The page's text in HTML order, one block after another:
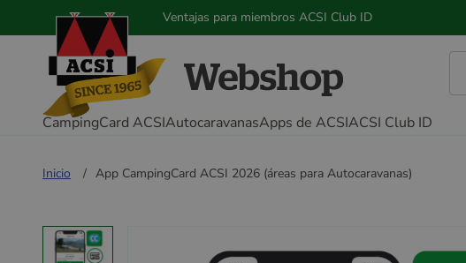
Ventajas para miembros ACSI Club ID
CampingCard ACSIAutocaravanasApps de ACSIACSI Club ID
Inicio App CampingCard ACSI 2026 (áreas para Autocaravanas)